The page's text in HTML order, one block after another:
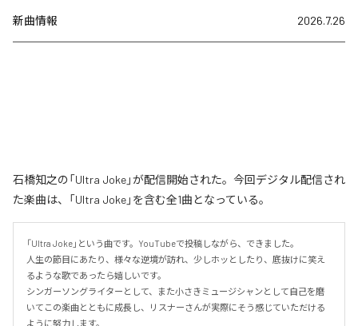
新曲情報 2026.7.26
石橋知之の「Ultra Joke」が配信開始された。今回デジタル配信され
た楽曲は、「Ultra Joke」を含む全1曲となっている。
「Ultra Joke」という曲です。YouTubeで投稿しながら、できました。
人生の節目にあたり、様々な逆境が訪れ、少しホッとしたり、底抜けに笑え
るような歌であったら嬉しいです。
シンガーソングライターとして、また小さきミュージシャンとして自己を磨
いてこの楽曲とともに成長し、リスナーさんが実際にそう感じていただける
ように努力します。